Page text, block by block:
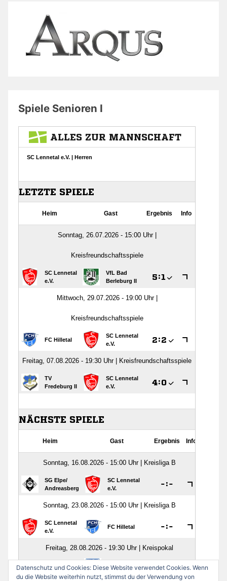
Spiele Senioren I
Datenschutz und Cookies: Diese Website verwendet Cookies. Wenn
du die Website weiterhin nutzt, stimmst du der Verwendung von